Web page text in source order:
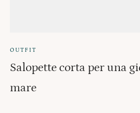
OUTFIT
Salopette corta per una
mare